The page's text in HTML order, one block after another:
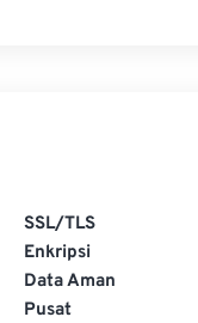
SSL/TLS
Enkripsi
Data Aman
Pusat